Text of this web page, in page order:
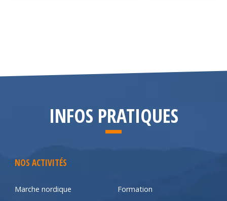
INFOS PRATIQUES
NOS ACTIVITÉS
Marche nordique Formation